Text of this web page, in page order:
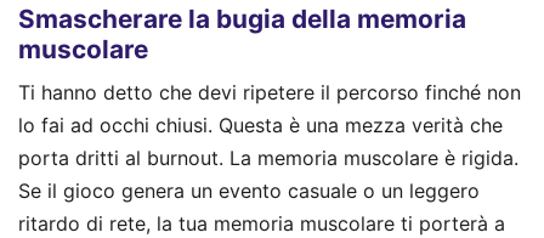
Smascherare la bugia della memoria
muscolare
Ti hanno detto che devi ripetere il percorso finché non
lo fai ad occhi chiusi. Questa è una mezza verità che
porta dritti al burnout. La memoria muscolare è rigida.
Se il gioco genera un evento casuale o un leggero
ritardo di rete, la tua memoria muscolare ti porterà a